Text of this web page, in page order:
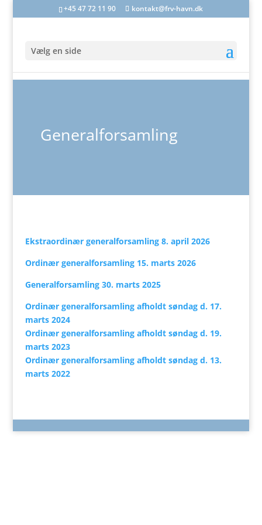
+45 47 72 11 90 kontakt@frv-havn.dk
Vælg en side
Generalforsamling
Ekstraordinær generalforsamling 8. april 2026
Ordinær generalforsamling 15. marts 2026
Generalforsamling 30. marts 2025
Ordinær generalforsamling afholdt søndag d. 17.
marts 2024
Ordinær generalforsamling afholdt søndag d. 19.
marts 2023
Ordinær generalforsamling afholdt søndag d. 13.
marts 2022